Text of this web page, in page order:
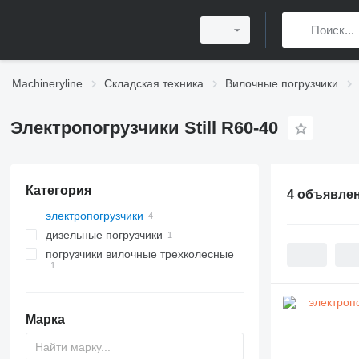
Machineryline Складская техника Вилочные погрузчики
Электропогрузчики Still R60-40
Категория
электропогрузчики
дизельные погрузчики
погрузчики вилочные трехколесные
Марка
4